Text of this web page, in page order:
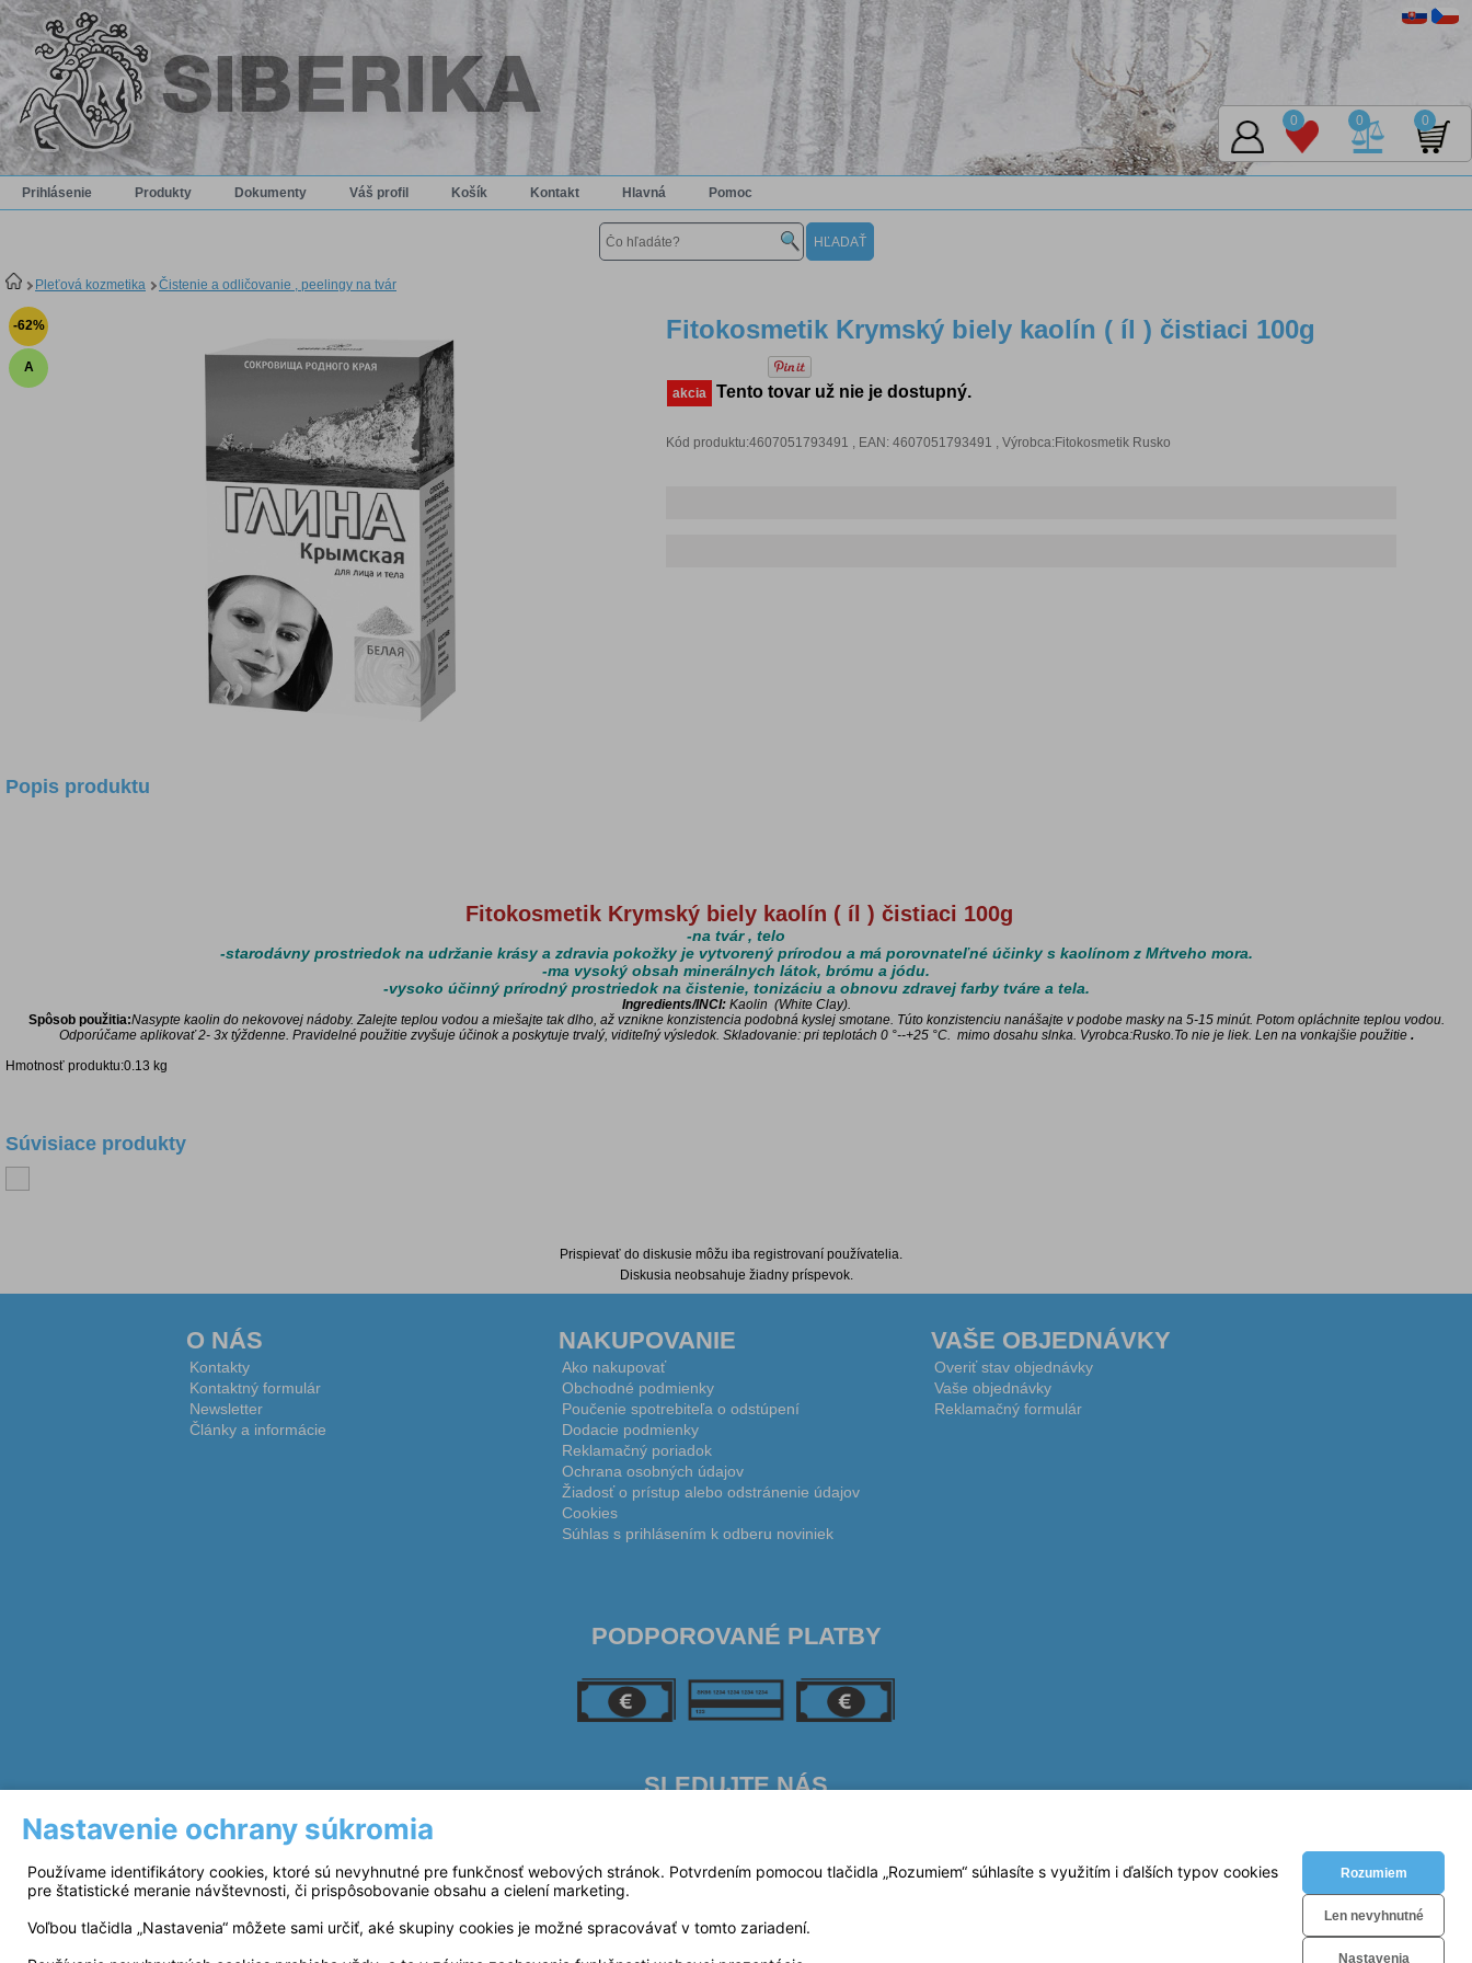
0 0 0
Prihlásenie Produkty Dokumenty Váš profil Košík Kontakt Hlavná Pomoc
Pleťová kozmetika Čistenie a odličovanie , peelingy na tvár
-62%
A
Fitokosmetik Krymský biely kaolín ( íl ) čistiaci 100g
akcia Tento tovar už nie je dostupný.
Kód produktu:4607051793491 , EAN: 4607051793491 , Výrobca:Fitokosmetik Rusko
Popis produktu
Fitokosmetik Krymský biely kaolín ( íl ) čistiaci 100g
-na tvár, telo
-starodávny prostriedok na udržanie krásy a zdravia pokožky je vytvorený prírodou a má porovnateľné účinky s kaolínom z Mŕtveho mora.
-ma vysoký obsah minerálnych látok, brómu a jódu.
-vysoko účinný prírodný prostriedok na čistenie, tonizáciu a obnovu zdravej farby tváre a tela.
Ingredients/INCI: Kaolin (White Clay).
Spôsob použitia:Nasypte kaolin do nekovovej nádoby. Zalejte teplou vodou a miešajte tak dlho, až vznikne konzistencia podobná kyslej smotane. Túto konzistenciu nanášajte v podobe masky na 5­-15 minút. Potom opláchnite teplou vodou.
Odporúčame aplikovať 2- 3x týždenne. Pravidelné použitie zvyšuje účinok a poskytuje trvalý, viditeľný výsledok. Skladovanie: pri teplotách 0 °--+25 °C. mimo dosahu slnka. Vyrobca:Rusko.To nie je liek. Len na vonkajšie použitie .
Hmotnosť produktu:0.13 kg
Súvisiace produkty
Prispievať do diskusie môžu iba registrovaní používatelia.
Diskusia neobsahuje žiadny príspevok.
O NÁS
Kontakty
Kontaktný formulár
Newsletter
Články a informácie
NAKUPOVANIE
Ako nakupovať
Obchodné podmienky
Poučenie spotrebiteľa o odstúpení
Dodacie podmienky
Reklamačný poriadok
Ochrana osobných údajov
Žiadosť o prístup alebo odstránenie údajov
Cookies
Súhlas s prihlásením k odberu noviniek
VAŠE OBJEDNÁVKY
Overiť stav objednávky
Vaše objednávky
Reklamačný formulár
PODPOROVANÉ PLATBY
SLEDUJTE NÁS
Nastavenie ochrany súkromia
Používame identifikátory cookies, ktoré sú nevyhnutné pre funkčnosť webových stránok. Potvrdením pomocou tlačidla „Rozumiem“ súhlasíte s využitím i ďalších typov cookies
pre štatistické meranie návštevnosti, či prispôsobovanie obsahu a cielení marketing.
Voľbou tlačidla „Nastavenia“ môžete sami určiť, aké skupiny cookies je možné spracovávať v tomto zariadení.
Rozumiem
Len nevyhnutné
Nastavenia